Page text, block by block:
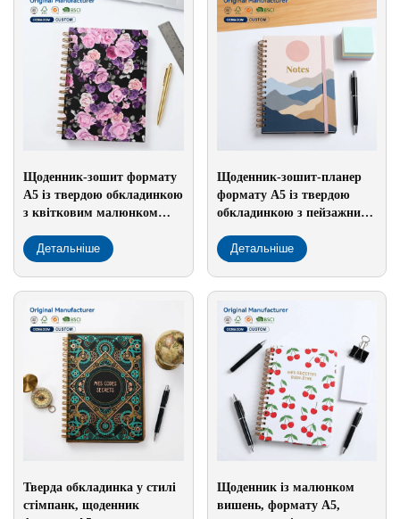
подарунок
Щоденник-зошит формату
А5 із твердою обкладинкою
з квітковим малюнком
приладдя з вінтажною
квітковою обкладинкою, у
Детальніше
Щоденник-зошит-планер
формату А5 із твердою
обкладинкою з пейзажним
подорожей та офісного
використання, з рожевою
Детальніше
Тверда обкладинка у стилі
стімпанк, щоденник
Щоденник із малюнком
вишень, формату А5,